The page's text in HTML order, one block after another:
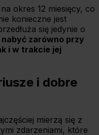
okres 12 miesięcy, co
konieczne jest
się jedynie o
zarówno przy
i w trakcie jej
i dobre
mierzą się z
zdarzeniami, które